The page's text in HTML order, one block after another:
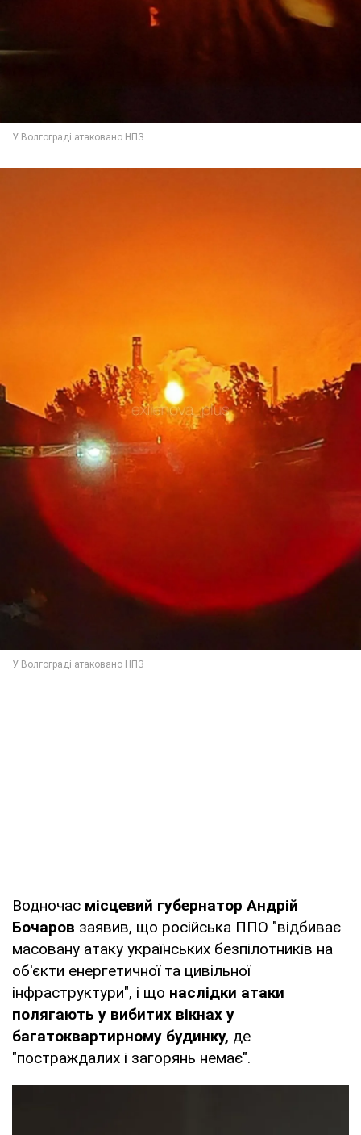
Водночас місцевий губернатор Андрій
Бочаров заявив, що російська ППО "відбиває
масовану атаку українських безпілотників на
об'єкти енергетичної та цивільної
інфраструктури", і що наслідки атаки
полягають у вибитих вікнах у
багатоквартирному будинку, де
"постраждалих і загорянь немає".